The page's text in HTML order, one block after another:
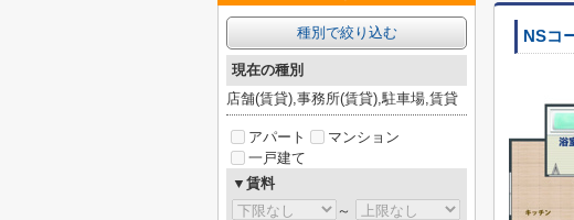
NSコ
種別で絞り込む
現在の種別
店舗(賃貸),事務所(賃貸),駐車場,賃貸
アパート
マンション
一戸建て
▼賃料
～